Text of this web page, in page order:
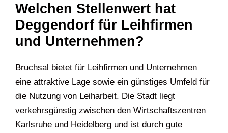
Welchen Stellenwert hat
Deggendorf für Leihfirmen
und Unternehmen?
Bruchsal bietet für Leihfirmen und Unternehmen
eine attraktive Lage sowie ein günstiges Umfeld für
die Nutzung von Leiharbeit. Die Stadt liegt
verkehrsgünstig zwischen den Wirtschaftszentren
Karlsruhe und Heidelberg und ist durch gute